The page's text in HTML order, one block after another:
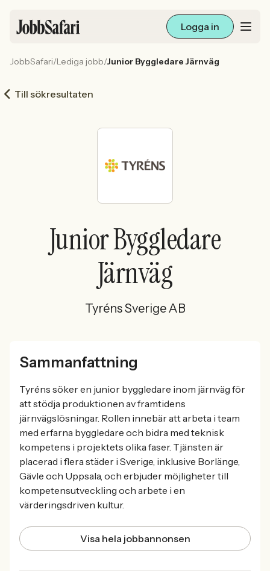
Logga in
Arbetsliv och karriär
För arbetsgivare
Sök med AI
Ny här? Skapa konto
JobbSafari/Lediga jobb/Junior Byggledare Järnväg
Till sökresultaten
Junior Byggledare
Järnväg
Tyréns Sverige AB
Sammanfattning
Tyréns söker en junior byggledare inom järnväg för
att stödja produktionen av framtidens
järnvägslösningar. Rollen innebär att arbeta i team
med erfarna byggledare och bidra med teknisk
kompetens i projektets olika faser. Tjänsten är
placerad i flera städer i Sverige, inklusive Borlänge,
Gävle och Uppsala, och erbjuder möjligheter till
kompetensutveckling och arbete i en
värderingsdriven kultur.
Visa hela jobbannonsen